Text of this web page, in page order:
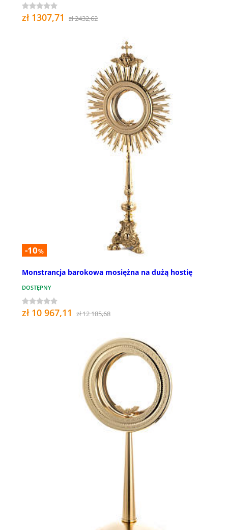
zł 1307,71 zł 2432,62
-10%
Monstrancja barokowa mosiężna na dużą hostię
DOSTĘPNY
zł 10 967,11 zł 12 185,68